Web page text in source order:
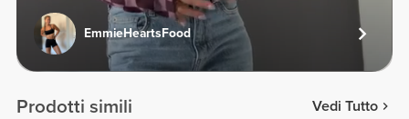
EmmieHeartsFood
Prodotti simili Vedi Tutto